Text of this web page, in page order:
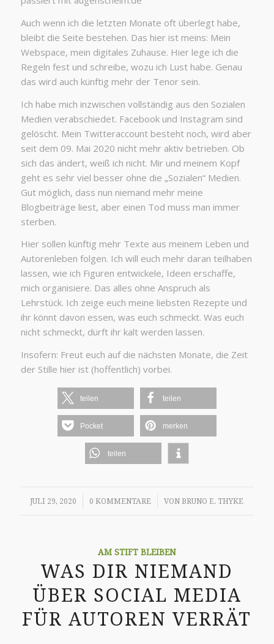
Auch wenn ich die letzten Monate oft überlegt habe,
bleibt die Seite bestehen. Das hier ist meins: Mein
Webspace, mein digitales Zuhause. Hier lege ich die
Regeln fest und schreibe, wozu ich Lust habe. Genau
das wird auch künftig mehr der Tenor sein.
Ich habe mich inzwischen vollständig aus den Sozialen
Medien verabschiedet. Facebook und Instagram sind
gelöscht. Mein Twitteraccount besteht noch, wird aber
seit dem 09. Mai 2020 nicht mehr aktiv betrieben. Ob
sich das ändert, weiß ich nicht. Mir und meinem Kopf
geht es sehr viel besser ohne die „Sozialen“ Medien.
Gut möglich, dass nun niemand mehr meine
Blogbeiträge liest, aber einen Tod muss man immer
sterben.
Hier sollen künftig mehr Texte aus meinem Leben und
Autorenleben folgen. Ich will euch mehr daran teilhaben
lassen, wie ich Figuren entwickele, Ideen erschaffe,
mich organisiere. Das alles ohne Anspruch als
Lehrstück. Ich zeige euch meine liebsten Rezepte und
ihr könnt davon essen, was euch schmeckt. Was euch
nicht schmeckt, dürft ihr kalt werden lassen.
Insofern: Freut euch auf die nächsten Monate, die Zeit
der Stille hier ist (hoffentlich) vorbei.
teilen teilen
Pocket merken
teilen
JULI 29, 2020
/ 0 KOMMENTARE
/ VONBRUNO E. THYKE
AM STIFT BLEIBEN
WAS DIR NIEMAND
ÜBER SOCIAL MEDIA
FÜR AUTOREN VERRÄT